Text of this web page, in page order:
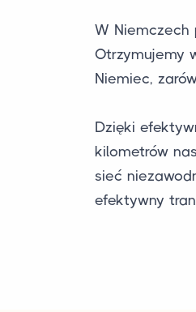
W Niemczech
Otrzymujemy
Niemiec,
Dzięki
kilometrów
sieć
efektywny